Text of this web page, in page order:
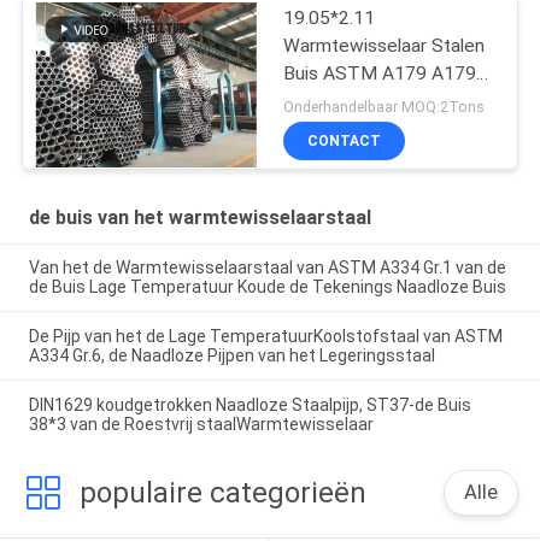
19.05*2.11
Warmtewisselaar Stalen
Buis ASTM A179 A179M
19
Onderhandelbaar MOQ:2Tons
CONTACT
de buis van het warmtewisselaarstaal
Van het de Warmtewisselaarstaal van ASTM A334 Gr.1 van de
de Buis Lage Temperatuur Koude de Tekenings Naadloze Buis
De Pijp van het de Lage TemperatuurKoolstofstaal van ASTM
A334 Gr.6, de Naadloze Pijpen van het Legeringsstaal
DIN1629 koudgetrokken Naadloze Staalpijp, ST37-de Buis
38*3 van de Roestvrij staalWarmtewisselaar
populaire categorieën Alle